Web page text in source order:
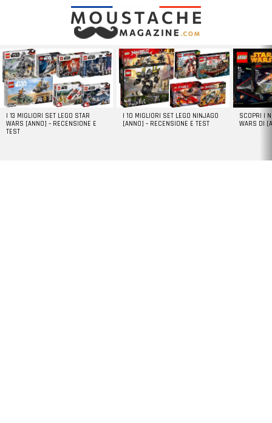
LATEST
STORIES
I 13 MIGLIORI SET LEGO STAR
WARS [ANNO] – RECENSIONE E
TEST
I 10 MIGLIORI SET LEGO NINJAGO
[ANNO] – RECENSIONE E TEST
SCOPRI I
WARS DI